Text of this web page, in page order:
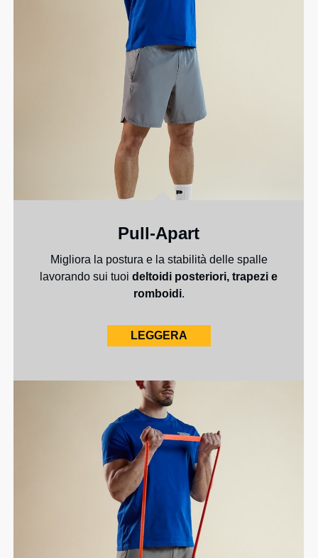
Pull-Apart
Migliora la postura e la stabilità delle spalle
lavorando sui tuoideltoidi posteriori, trapezi e
romboidi.
LEGGERA